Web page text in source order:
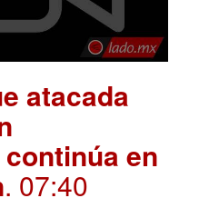
atacada
en
. 07:40